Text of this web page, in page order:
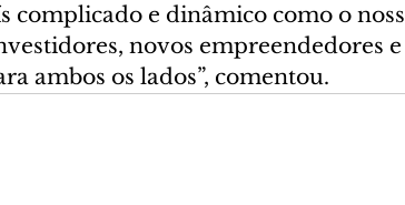
complicado e dinâmico como o
novos empreendedores
ambos os lados”, comentou.